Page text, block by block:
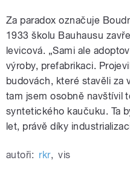
Za paradox označuje
1933 školu Bauhausu
levicová. „Sami ale
výroby, prefabrikaci.
budovách, které stavěli za
tam jsem osobně navštívil
syntetického kaučuku. Ta
let, právě díky
autoři: rkr, vis